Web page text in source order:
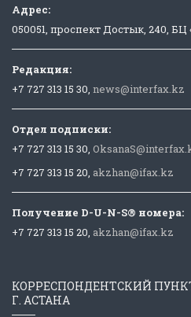
Адрес:
050051, проспект Достык, 240, БЦ
Редакция:
+7 727 313 15 30, news@interfax.kz
Отдел подписки:
+7 727 313 15 30,
+7 727 313 15 20, akzhan@ifax.kz
Получение D-U-N-S® номера:
+7 727 313 15 20, akzhan@ifax.kz
КОРРЕСПОНДЕНТСКИЙ
Г. АСТАНА